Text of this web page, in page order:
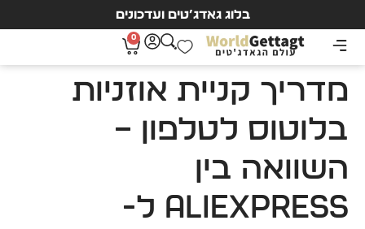
בלוג גאדג’טים ועדכונים
0
מדריך קניית אוזניות
בלוטוס לטלפון –
השוואה בין
AliExpress ל-